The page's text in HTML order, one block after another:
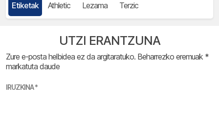
Etiketak Athletic Lezama Terzic
UTZI ERANTZUNA
Zure e-posta helbidea ez da argitaratuko. Beharrezko eremuak *
markatuta daude
IRUZKINA*